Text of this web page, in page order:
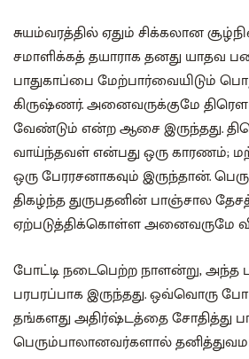
சுயம்வரத்தில் ஏதும் சிக்கலான
சமாளிக்கத் தயாராக தனது யாதவ
பாதுகாப்பை மேற்பார்வையிடும்
கிருஷ்ணர். அனைவருக்குமே
வேண்டும் என்ற ஆசை இருந்தது.
வாய்ந்தவள் என்பது ஒரு காரணம்;
ஒரு பேரரசனாகவும் இருந்தான்.
திகழ்ந்த துருபதனின் பாஞ்சால
ஏற்படுத்திக்கொள்ள அனைவருமே
போட்டி நடைபெற்ற நாளன்று, அந்த
பரபரப்பாக இருந்தது. ஒவ்வொரு
தங்களது அதிர்ஷ்டத்தை சோதித்து
பெரும்பாலானவர்களால்